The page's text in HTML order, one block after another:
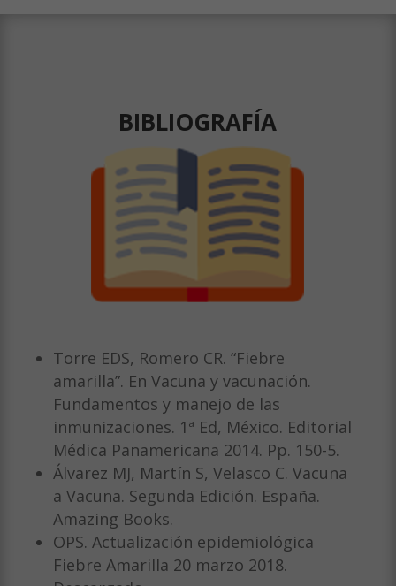
BIBLIOGRAFÍA
Torre EDS, Romero CR. “Fiebre
amarilla”. En Vacuna y vacunación.
Fundamentos y manejo de las
inmunizaciones. 1ª Ed, México. Editorial
Médica Panamericana 2014. Pp. 150-5.
Álvarez MJ, Martín S, Velasco C. Vacuna
a Vacuna. Segunda Edición. España.
Amazing Books.
OPS. Actualización epidemiológica
Fiebre Amarilla 20 marzo 2018.